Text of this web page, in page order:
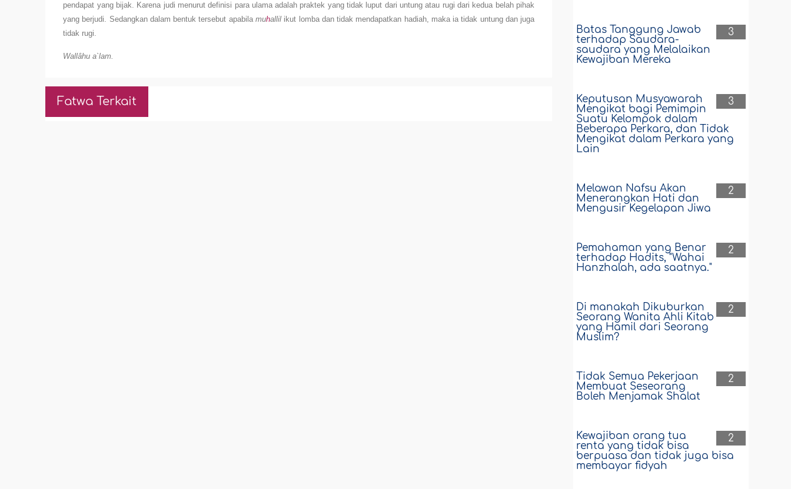
pendapat yang bijak. Karena judi menurut definisi para ulama adalah praktek yang tidak luput dari untung atau rugi dari kedua belah pihak
yang berjudi. Sedangkan dalam bentuk tersebut apabilamuhallil ikut lomba dan tidak mendapatkan hadiah, maka ia tidak untung dan juga
tidak rugi.
Wallâhu a`lam.
Fatwa Terkait
3
Batas Tanggung Jawab
terhadap Saudara-
saudara yang Melalaikan
Kewajiban Mereka
3
Keputusan Musyawarah
Mengikat bagi Pemimpin
Suatu Kelompok dalam
Beberapa Perkara, dan Tidak
Mengikat dalam Perkara yang
Lain
2
Melawan Nafsu Akan
Menerangkan Hati dan
Mengusir Kegelapan Jiwa
2
Pemahaman yang Benar
terhadap Hadits, "Wahai
Hanzhalah, ada saatnya."
2
Di manakah Dikuburkan
Seorang Wanita Ahli Kitab
yang Hamil dari Seorang
Muslim?
2
Tidak Semua Pekerjaan
Membuat Seseorang
Boleh Menjamak Shalat
2
Kewajiban orang tua
renta yang tidak bisa
berpuasa dan tidak juga bisa
membayar fidyah